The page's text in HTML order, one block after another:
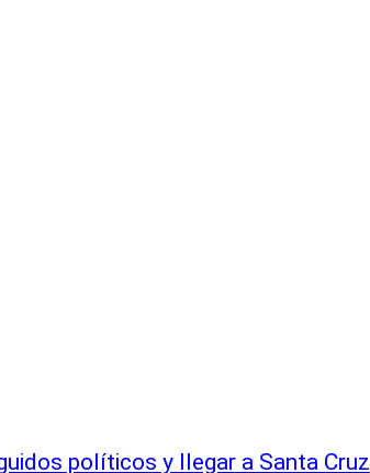
políticos y llegar a Santa Cruz